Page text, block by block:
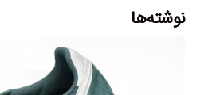
نوشته‌ها